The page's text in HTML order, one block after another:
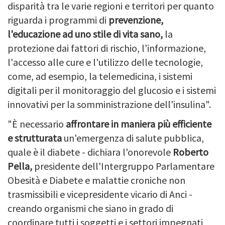
disparità tra le varie regioni e territori per quanto
riguarda i programmi di prevenzione,
l'educazione ad uno stile di vita sano, la
protezione dai fattori di rischio, l'informazione,
l'accesso alle cure e l'utilizzo delle tecnologie,
come, ad esempio, la telemedicina, i sistemi
digitali per il monitoraggio del glucosio e i sistemi
innovativi per la somministrazione dell'insulina".
"È necessario affrontare in maniera più efficiente
e strutturata un'emergenza di salute pubblica,
quale è il diabete - dichiara l'onorevole Roberto
Pella, presidente dell'Intergruppo Parlamentare
Obesità e Diabete e malattie croniche non
trasmissibili e vicepresidente vicario di Anci -
creando organismi che siano in grado di
coordinare tutti i soggetti e i settori impegnati